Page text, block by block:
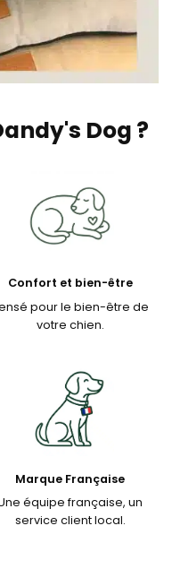
Dog ?
Confort et bien-être
pour le bien-être de
votre chien.
Marque Française
équipe française, un
service client local.